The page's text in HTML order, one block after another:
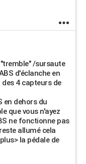
/sursaute
d'éclanche en
4 capteurs de
en dehors du
que vous n'ayez
ne fonctionne pas
allumé cela
la pédale de